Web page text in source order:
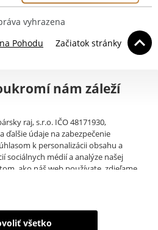
vyhrazena
Pohodu
Začiatok stránky
nám záleží
raj, s.r.o. IČO 48171930,
ďalšie údaje na zabezpečenie
k personalizácii obsahu a
sociálnych médií a analýze našej
ako náš web používate, zdieľame
alebo ktoré získali v dôsledku
Tieto údaje zahŕňajú cookies, dáta z
všetko